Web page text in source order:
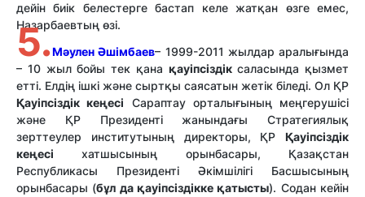
дейін биік белестерге бастап келе жатқан өзге емес,
Назарбаевтың өзі.
5.Мәулен Әшімбаев– 1999-2011 жылдар аралығында
– 10 жыл бойы тек қана қауіпсіздіксаласында қызмет
етті. Елдің ішкі және сыртқы саясатын жетік біледі. Ол ҚР
Қауіпсіздік кеңесі Сараптау орталығының меңгерушісі
және ҚР Президенті жанындағы Стратегиялық
зерттеулер институтының директоры, ҚР Қауіпсіздік
кеңесі хатшысының орынбасары, Қазақстан
Республикасы Президенті Әкімшілігі Басшысының
орынбасары (бұл да қауіпсіздікке қатысты). Содан кейін